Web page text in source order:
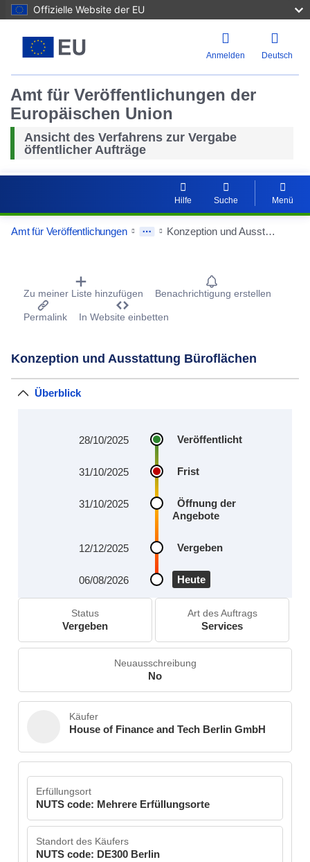
Offizielle Website der EU
Anmelden Deutsch
Amt für Veröffentlichungen der
Europäischen Union
Ansicht des Verfahrens zur Vergabe
öffentlicher Aufträge
Hilfe Suche Menü
Amt für Veröffentlichungen Konzeption und Ausstattung Büroflächen
Procurement Detail Actions Portlet
Zu meiner Liste hinzufügen Benachrichtigung erstellen
Permalink In Website einbetten
Konzeption und Ausstattung Büroflächen
Überblick
Veröffentlicht
28/10/2025
Frist
31/10/2025
Öffnung der
Angebote
31/10/2025
Vergeben
12/12/2025
Heute
06/08/2026
Status
Vergeben
Art des Auftrags
Services
Neuausschreibung
No
Käufer
House of Finance and Tech Berlin GmbH
Erfüllungsort
NUTS code: Mehrere Erfüllungsorte
Standort des Käufers
NUTS code: DE300 Berlin